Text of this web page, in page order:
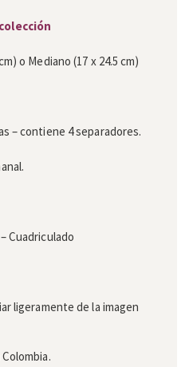
o Mediano (17 x 24.5 cm)
– contiene 4 separadores.
Cuadriculado
ligeramente de la imagen